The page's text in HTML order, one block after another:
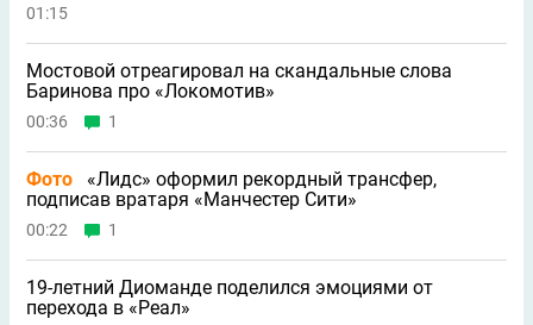
01:15
Мостовой отреагировал на скандальные слова
Баринова про «Локомотив»
00:36 1
Фото
«Лидс» оформил рекордный трансфер,
подписав вратаря «Манчестер Сити»
00:22 1
19-летний Диоманде поделился эмоциями от
перехода в «Реал»